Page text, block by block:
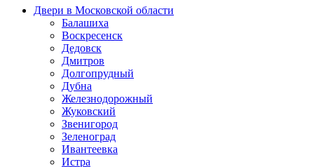
Двери в Московской области
Балашиха
Воскресенск
Дедовск
Дмитров
Долгопрудный
Дубна
Железнодорожный
Жуковский
Звенигород
Зеленоград
Ивантеевка
Истра